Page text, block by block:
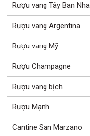
Rượu vang Tây Ban Nha
Rượu vang Argentina
Rượu vang Mỹ
Rượu Champagne
Rượu vang bịch
Rượu Mạnh
Cantine San Marzano